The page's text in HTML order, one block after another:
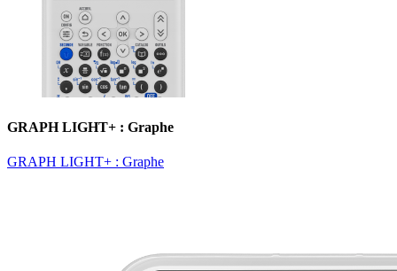
GRAPH LIGHT+ : Graphe
GRAPH LIGHT+ : Graphe